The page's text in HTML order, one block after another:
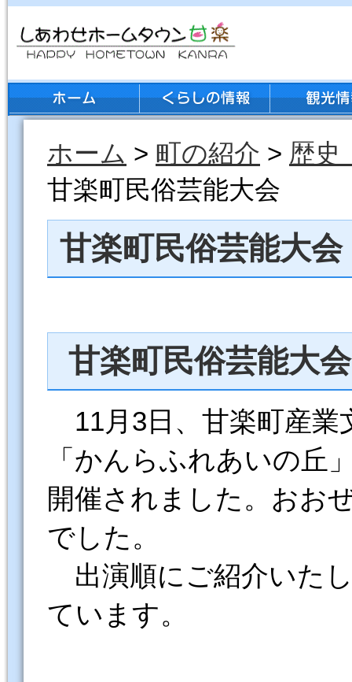
ホーム > 町の紹介 > 歴史
甘楽町民俗芸能大会
甘楽町民俗芸能大会
甘楽町民俗芸能大
11月3日、甘楽町産業
「かんらふれあいの丘
開催されました。おお
でした。
出演順にご紹介いた
ています。